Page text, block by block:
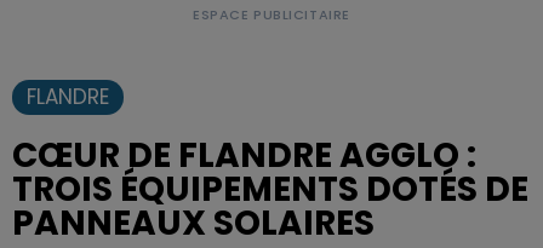
FLANDRE
CŒUR DE FLANDRE AGGLO :
TROIS ÉQUIPEMENTS DOTÉS DE
PANNEAUX SOLAIRES